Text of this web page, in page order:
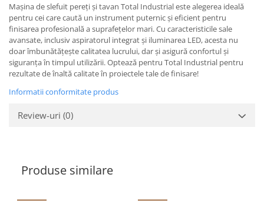
Mașina de slefuit pereți și tavan Total Industrial este alegerea ideală
pentru cei care caută un instrument puternic și eficient pentru
finisarea profesională a suprafețelor mari. Cu caracteristicile sale
avansate, inclusiv aspiratorul integrat și iluminarea LED, acesta nu
doar îmbunătățește calitatea lucrului, dar și asigură confortul și
siguranța în timpul utilizării. Optează pentru Total Industrial pentru
rezultate de înaltă calitate în proiectele tale de finisare!
Informatii conformitate produs
Review-uri (0)
Produse similare